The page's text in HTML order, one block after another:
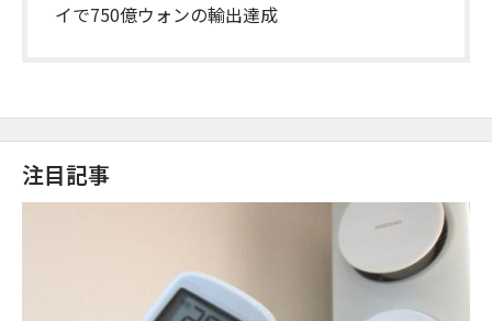
イで750億ウォンの輸出達成
注目記事